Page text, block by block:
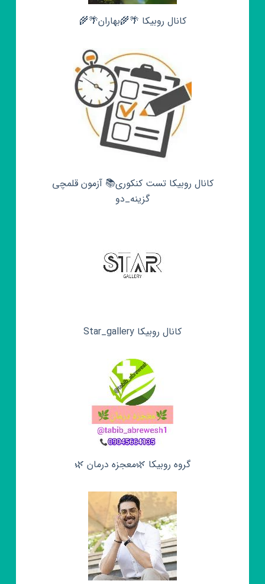
کانال روبیکا 🌴🌾بهاران🌴🌾
کانال روبیکا تست کنکوری📚 آزمون قلمچی‌‌
گزینه_دو
کانال روبیکا Star_gallery
گروه روبیکا 🌿معجزه درمان 🌿